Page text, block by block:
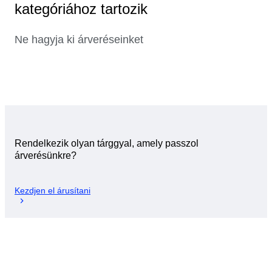
kategóriához tartozik
Ne hagyja ki árveréseinket
Rendelkezik olyan tárggyal, amely passzol
árverésünkre?
Kezdjen el árusítani